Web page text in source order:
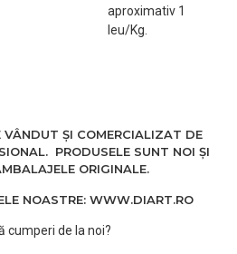
aproximativ 1
leu/Kg.
VÂNDUT ȘI COMERCIALIZAT DE
PRODUSELE SUNT NOI ȘI
ORIGINALE.
NOASTRE: WWW.DIART.RO
cumperi de la noi?